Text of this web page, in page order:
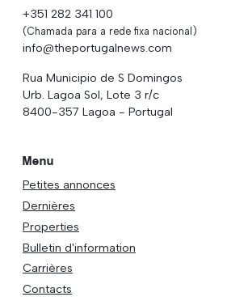
+351 282 341 100
(Chamada para a rede fixa nacional)
info@theportugalnews.com
Rua Municipio de S Domingos
Urb. Lagoa Sol, Lote 3 r/c
8400-357 Lagoa - Portugal
Menu
Petites annonces
Dernières
Properties
Bulletin d'information
Carrières
Contacts